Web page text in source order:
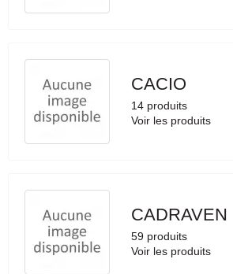
CACIO
14 produits
Voir les produits
CADRAVEN
59 produits
Voir les produits